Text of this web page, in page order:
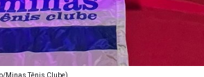
Minas Tênis Clube)